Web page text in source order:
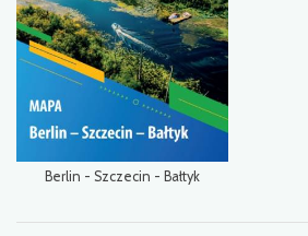
Berlin - Szczecin - Bałtyk